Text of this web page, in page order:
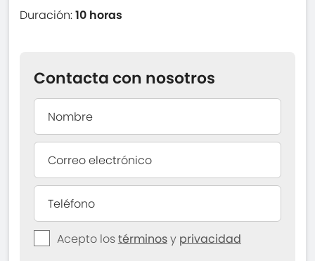
Duración:10 horas
Contacta con nosotros
Acepto lostérminosy privacidad